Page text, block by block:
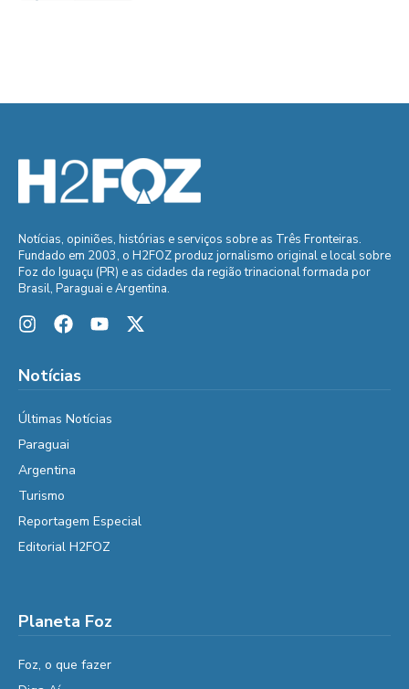
Notícias, opiniões, histórias e serviços sobre as Três Fronteiras.
Fundado em 2003, o H2FOZ produz jornalismo original e local sobre
Foz do Iguaçu (PR) e as cidades da região trinacional formada por
Brasil, Paraguai e Argentina.
Notícias
Últimas Notícias
Paraguai
Argentina
Turismo
Reportagem Especial
Editorial H2FOZ
Planeta Foz
Foz, o que fazer